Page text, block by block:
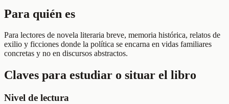
Para quién es
Para lectores de novela literaria breve, memoria histórica, relatos de
exilio y ficciones donde la política se encarna en vidas familiares
concretas y no en discursos abstractos.
Claves para estudiar o situar el libro
Nivel de lectura